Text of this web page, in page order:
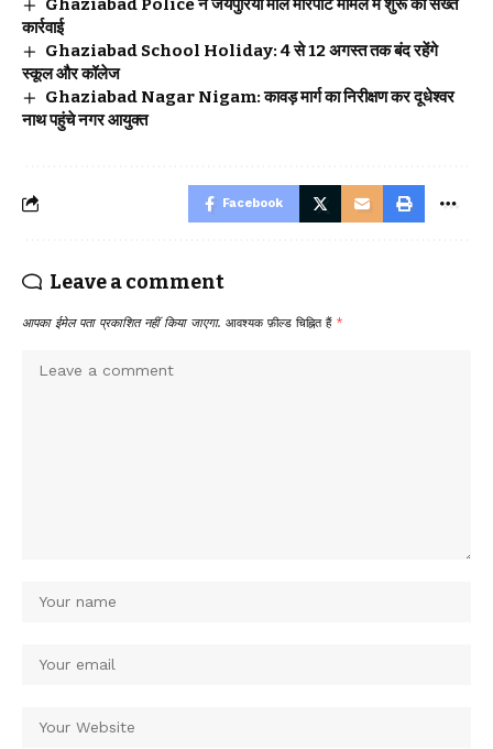
Ghaziabad Police ने जयपुरिया मॉल मारपीट मामले में शुरू की सख्त
कार्रवाई
Ghaziabad School Holiday: 4 से 12 अगस्त तक बंद रहेंगे
स्कूल और कॉलेज
Ghaziabad Nagar Nigam: कावड़ मार्ग का निरीक्षण कर दूधेश्वर
नाथ पहुंचे नगर आयुक्त
Facebook
Leave a comment
आपका ईमेल पता प्रकाशित नहीं किया जाएगा. आवश्यक फ़ील्ड चिह्नित हैं *